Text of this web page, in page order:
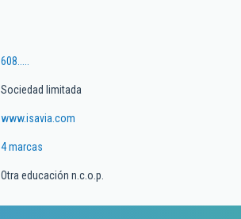
608.....
Sociedad limitada
www.isavia.com
4 marcas
Otra educación n.c.o.p.